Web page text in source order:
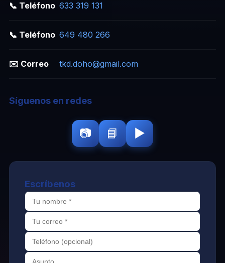
📞 Teléfono 633 319 131
📞 Teléfono 649 480 266
✉️ Correo tkd.doho@gmail.com
Síguenos en redes
📷 📘 ▶️
Escríbenos